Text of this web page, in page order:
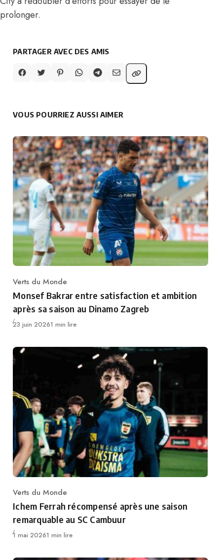
prolonger.
PARTAGER AVEC DES AMIS
VOUS POURRIEZ AUSSI AIMER
Category
Verts du Monde
Monsef Bakrar entre satisfaction et ambition
après sa saison au Dinamo Zagreb
Publié
23 juin 20261 min lire
Category
Verts du Monde
Ichem Ferrah récompensé après une saison
remarquable au SC Cambuur
Publié
1 mai 20261 min lire